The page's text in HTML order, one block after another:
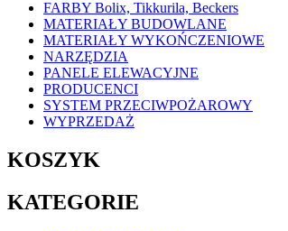
FARBY Bolix, Tikkurila, Beckers
MATERIAŁY BUDOWLANE
MATERIAŁY WYKOŃCZENIOWE
NARZĘDZIA
PANELE ELEWACYJNE
PRODUCENCI
SYSTEM PRZECIWPOŻAROWY
WYPRZEDAŻ
KOSZYK
KATEGORIE